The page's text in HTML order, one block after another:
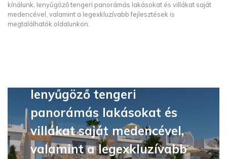
kínálunk, lenyűgöző tengeri panorámás lakásokat és villákat saját
medencével, valamint a legexkluzívabb fejlesztések is
megtalálhatók oldalunkon.
lenyűgöző tengeri
panorámás lakásokat és
villákat saját medencével,
valamint a legexkluzívabb